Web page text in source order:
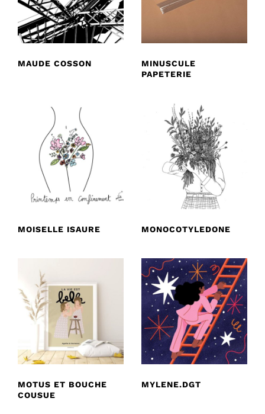
MAUDE COSSON
MINUSCULE
PAPETERIE
MOISELLE ISAURE MONOCOTYLEDONE
MOTUS ET BOUCHE
COUSUE
MYLENE.DGT